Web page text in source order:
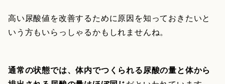
高い尿酸値を改善するために原因を知っておきたいと
いう方もいらっしゃるかもしれませんね。
通常の状態では、体内でつくられる尿酸の量と体から